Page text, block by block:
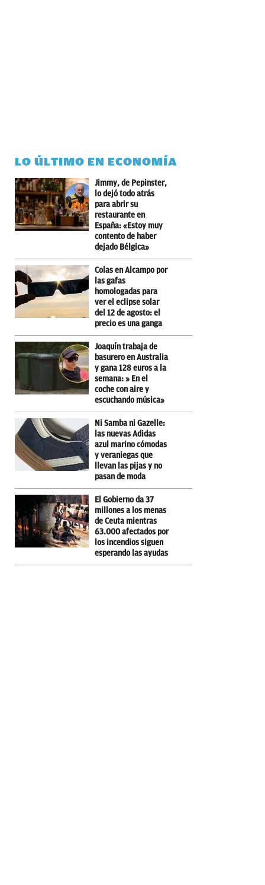
LO ÚLTIMO EN ECONOMÍA
Jimmy, de Pepinster,
lo dejó todo atrás
para abrir su
restaurante en
España: «Estoy muy
contento de haber
dejado Bélgica»
Colas en Alcampo por
las gafas
homologadas para
ver el eclipse solar
del 12 de agosto: el
precio es una ganga
Joaquín trabaja de
basurero en Australia
y gana 128 euros a la
semana: » En el
coche con aire y
escuchando música»
Ni Samba ni Gazelle:
las nuevas Adidas
azul marino cómodas
y veraniegas que
llevan las pijas y no
pasan de moda
El Gobierno da 37
millones a los menas
de Ceuta mientras
63.000 afectados por
los incendios siguen
esperando las ayudas